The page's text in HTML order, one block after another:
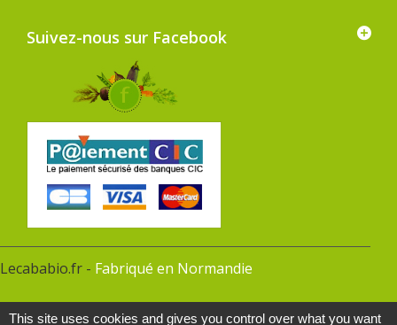
Lecababio.fr - Fabriqué en Normandie
Suivez-nous sur Facebook
This site uses cookies and gives you control over what you want